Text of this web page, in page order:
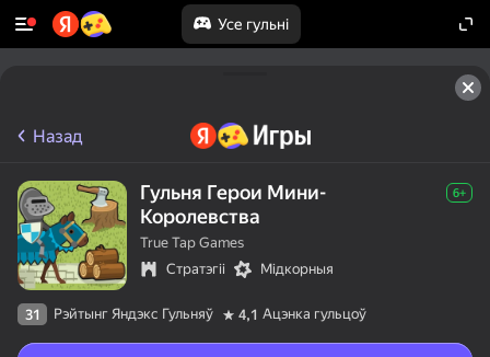
Усе гульні
Назад
Гульня Герои Мини-
Королевства
6+
True Tap Games
Стратэгіі
Мідкорныя
31 Рэйтынг Яндэкс Гульняў 4,1 Ацэнка гульцоў